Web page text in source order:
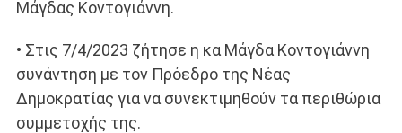
Μάγδας Κοντογιάννη.
• Στις 7/4/2023 ζήτησε η κα Μάγδα Κοντογιάννη
συνάντηση με τον Πρόεδρο της Νέας
Δημοκρατίας για να συνεκτιμηθούν τα περιθώρια
συμμετοχής της.